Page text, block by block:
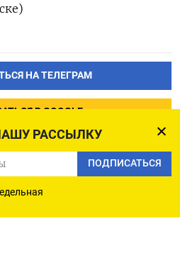
РАССЫЛКУ
ПОДПИСАТЬСЯ
НА ТЕЛЕГРАМ
В GOOGLE